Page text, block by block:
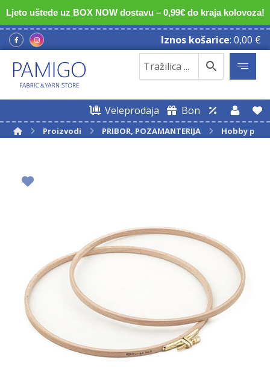
Ljeto uštede uz BOX NOW dostavu – 0,99€ do kraja kolovoza!
Iznos košarice: 0,00 €
Veleprodaja Bon
Proizvodi PRIBOR, POZAMANTERIJA Hobby